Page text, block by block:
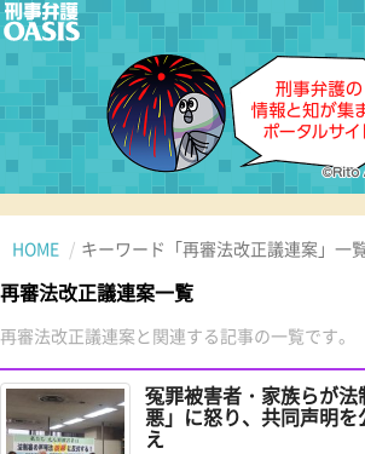
HOME キーワード「再審法改正議連案」一
再審法改正議連案一覧
再審法改正議連案と関連する記事の一覧です。
冤罪被害者・家族らが
悪」に怒り、共同声明
え